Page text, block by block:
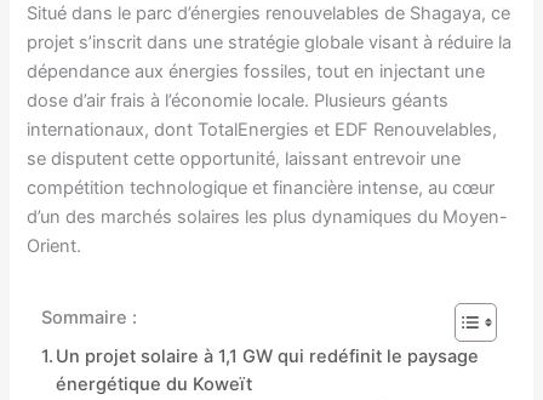
Situé dans le parc d’énergies renouvelables de Shagaya, ce
projet s’inscrit dans une stratégie globale visant à réduire la
dépendance aux énergies fossiles, tout en injectant une
dose d’air frais à l’économie locale. Plusieurs géants
internationaux, dont TotalEnergies et EDF Renouvelables,
se disputent cette opportunité, laissant entrevoir une
compétition technologique et financière intense, au cœur
d’un des marchés solaires les plus dynamiques du Moyen-
Orient.
Sommaire :
Un projet solaire à 1,1 GW qui redéfinit le paysage
énergétique du Koweït